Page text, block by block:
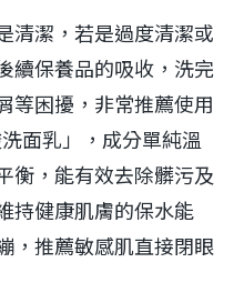
清潔，若是過度清潔或
續保養品的吸收，洗完
等困擾，非常推薦使用
面乳」，成分單純溫
衡，能有效去除髒污及
持健康肌膚的保水能
，推薦敏感肌直接閉眼